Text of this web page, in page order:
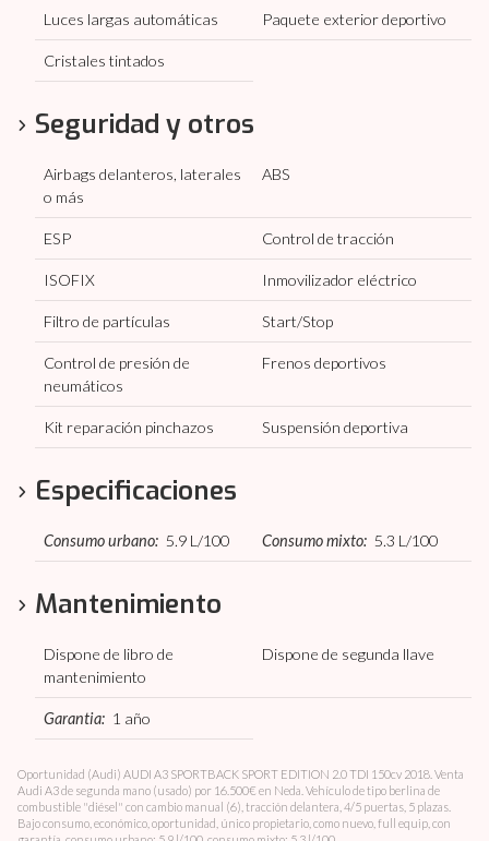
Luces largas automáticas Paquete exterior deportivo
Cristales tintados
Seguridad y otros
Airbags delanteros, laterales
o más
ABS
ESP Control de tracción
ISOFIX Inmovilizador eléctrico
Filtro de partículas Start/Stop
Control de presión de
neumáticos
Frenos deportivos
Kit reparación pinchazos Suspensión deportiva
Especificaciones
Consumo urbano: 5.9 L/100 Consumo mixto: 5.3 L/100
Mantenimiento
Dispone de libro de
mantenimiento
Dispone de segunda llave
Garantia: 1 año
Oportunidad (Audi) AUDI A3 SPORTBACK SPORT EDITION 2.0 TDI 150cv 2018. Venta
Audi A3 de segunda mano (usado) por 16.500€ en Neda. Vehículo de tipo berlina de
combustible "diésel" con cambio manual (6), tracción delantera, 4/5 puertas, 5 plazas.
Bajo consumo, económico, oportunidad, único propietario, como nuevo, full equip, con